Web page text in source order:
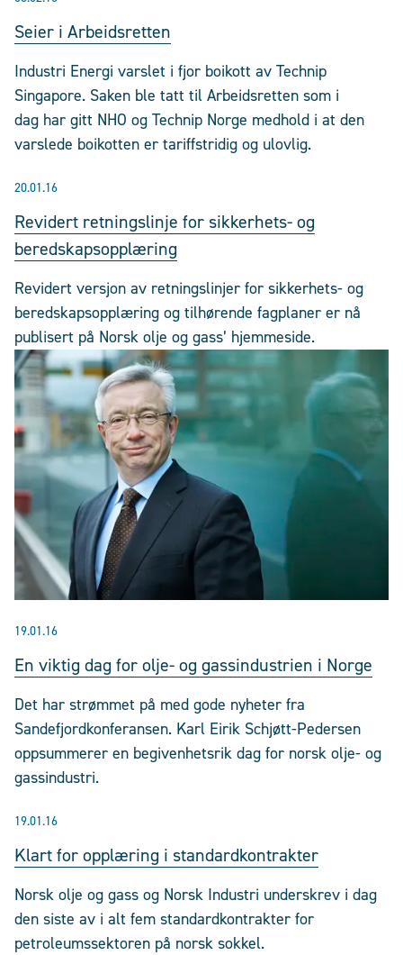
Seier i Arbeidsretten
Industri Energi varslet i fjor boikott av Technip
Singapore. Saken ble tatt til Arbeidsretten som i
dag har gitt NHO og Technip Norge medhold i at den
varslede boikotten er tariffstridig og ulovlig.
20.01.16
Revidert retningslinje for sikkerhets- og
beredskapsopplæring
Revidert versjon av retningslinjer for sikkerhets- og
beredskapsopplæring og tilhørende fagplaner er nå
publisert på Norsk olje og gass’ hjemmeside.
19.01.16
En viktig dag for olje- og gassindustrien i Norge
Det har strømmet på med gode nyheter fra
Sandefjordkonferansen. Karl Eirik Schjøtt-Pedersen
oppsummerer en begivenhetsrik dag for norsk olje- og
gassindustri.
19.01.16
Klart for opplæring i standardkontrakter
Norsk olje og gass og Norsk Industri underskrev i dag
den siste av i alt fem standardkontrakter for
petroleumssektoren på norsk sokkel.